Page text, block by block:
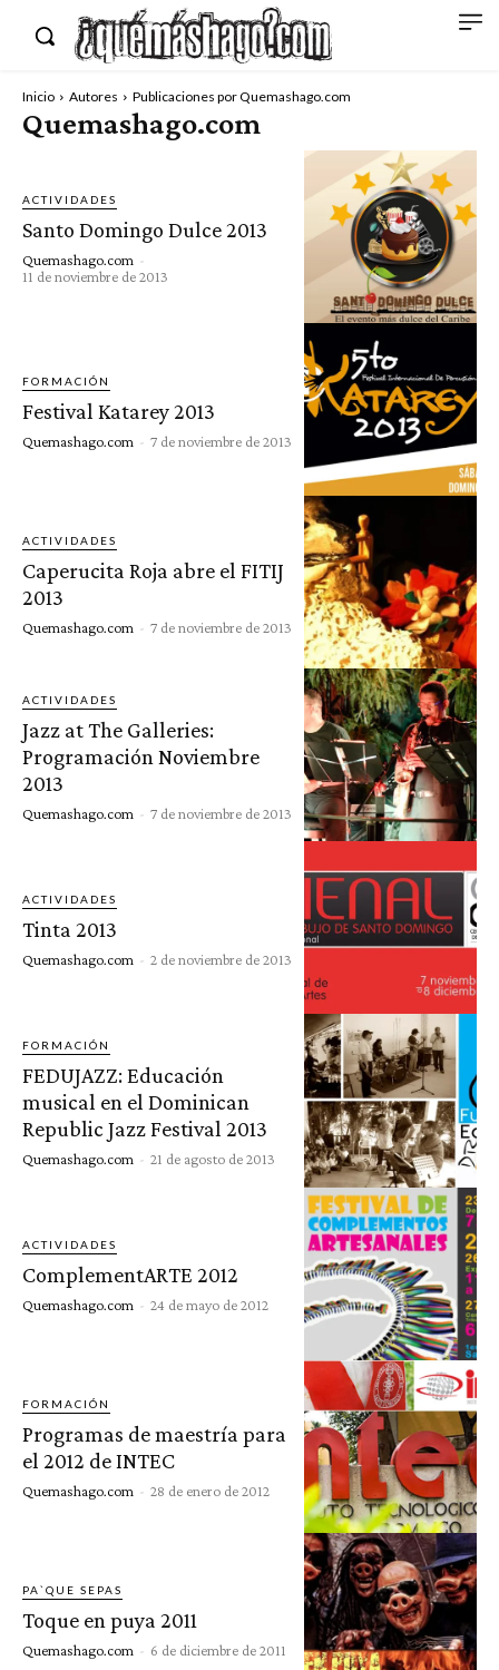
Inicio Autores Publicaciones por Quemashago.com
Quemashago.com
ACTIVIDADES
Santo Domingo Dulce 2013
Quemashago.com -
11 de noviembre de 2013
FORMACIÓN
Festival Katarey 2013
Quemashago.com - 7 de noviembre de 2013
ACTIVIDADES
Caperucita Roja abre el FITIJ
2013
Quemashago.com - 7 de noviembre de 2013
ACTIVIDADES
Jazz at The Galleries:
Programación Noviembre
2013
Quemashago.com - 7 de noviembre de 2013
ACTIVIDADES
Tinta 2013
Quemashago.com - 2 de noviembre de 2013
FORMACIÓN
FEDUJAZZ: Educación
musical en el Dominican
Republic Jazz Festival 2013
Quemashago.com - 21 de agosto de 2013
ACTIVIDADES
ComplementARTE 2012
Quemashago.com - 24 de mayo de 2012
FORMACIÓN
Programas de maestría para
el 2012 de INTEC
Quemashago.com - 28 de enero de 2012
PA`QUE SEPAS
Toque en puya 2011
Quemashago.com - 6 de diciembre de 2011